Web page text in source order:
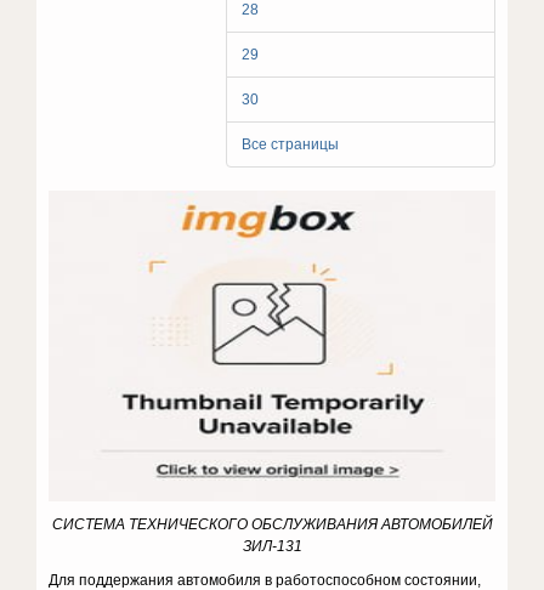
28
29
30
Все страницы
СИСТЕМА ТЕХНИЧЕСКОГО ОБСЛУЖИВАНИЯ АВТОМОБИЛЕЙ
ЗИЛ-131
Для поддержания автомобиля в работоспособном состоянии,